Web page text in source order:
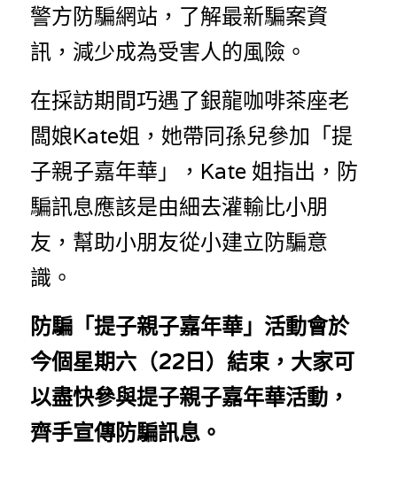
警方防騙網站，了解最新騙案資
訊，減少成為受害人的風險。
在採訪期間巧遇了銀龍咖啡茶座老
闆娘Kate姐，她帶同孫兒參加「提
子親子嘉年華」，Kate 姐指出，防
騙訊息應該是由細去灌輸比小朋
友，幫助小朋友從小建立防騙意
識。
防騙「提子親子嘉年華」活動會於
今個星期六（22日）結束，大家可
以盡快參與提子親子嘉年華活動，
齊手宣傳防騙訊息。